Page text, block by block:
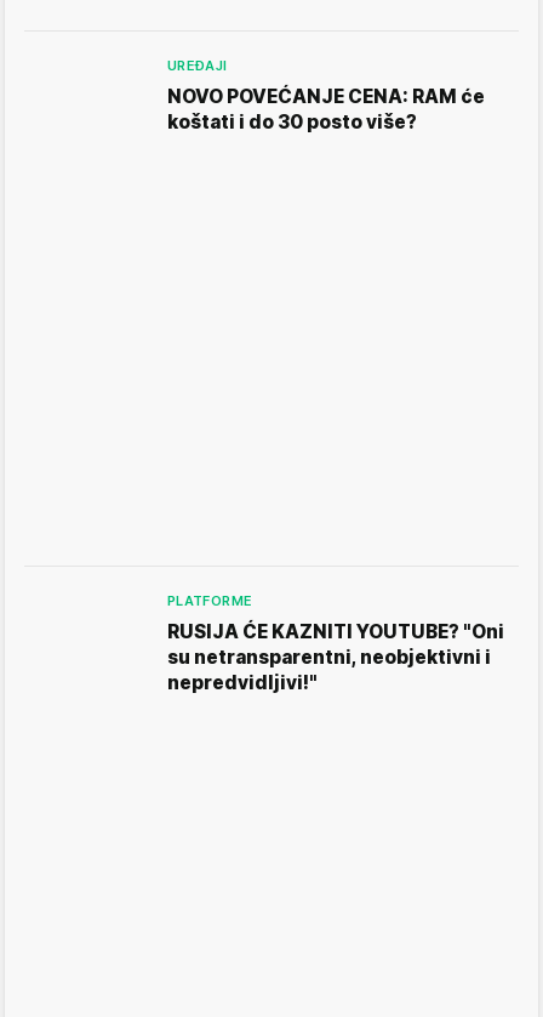
UREĐAJI
NOVO POVEĆANJE CENA: RAM će
koštati i do 30 posto više?
PLATFORME
RUSIJA ĆE KAZNITI YOUTUBE? "Oni
su netransparentni, neobjektivni i
nepredvidljivi!"